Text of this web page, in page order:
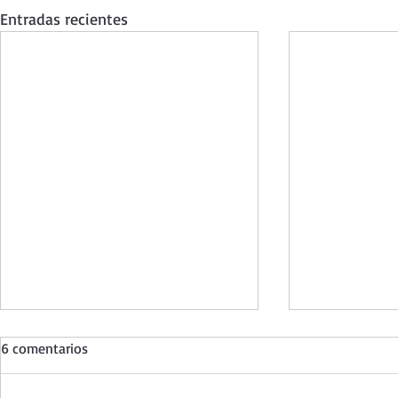
Entradas recientes
6 comentarios